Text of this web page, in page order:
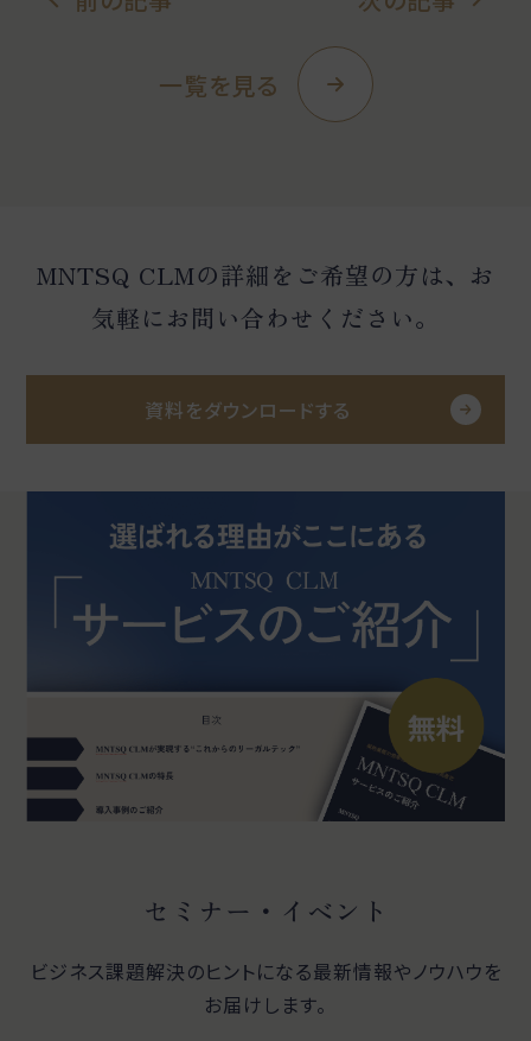
一覧を見る
MNTSQ CLMの詳細をご希望の方は、お
気軽にお問い合わせください。
資料をダウンロードする
セミナー・イベント
ビジネス課題解決のヒントになる最新情報やノウハウを
お届けします。